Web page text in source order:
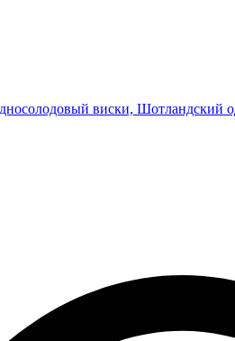
виски, Шотландский